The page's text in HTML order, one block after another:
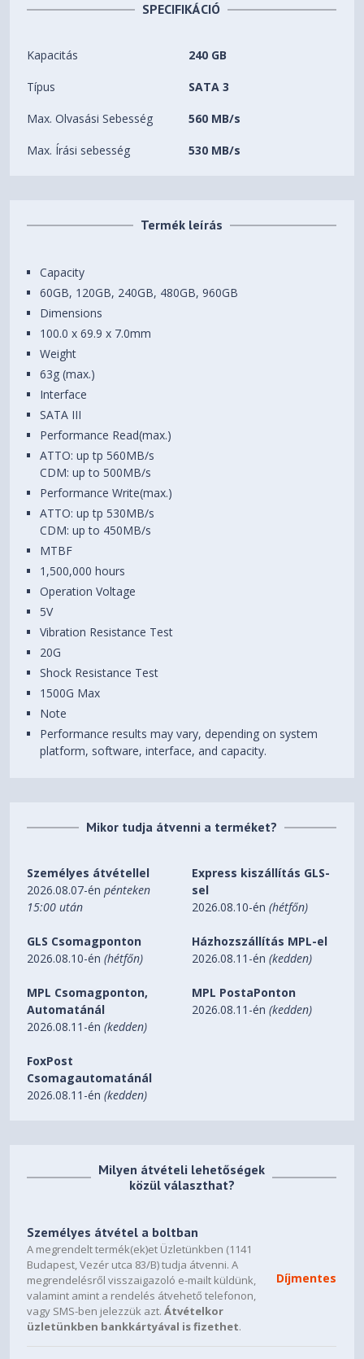
SPECIFIKÁCIÓ
Kapacitás 240 GB
Típus SATA 3
Max. Olvasási Sebesség 560 MB/s
Max. Írási sebesség 530 MB/s
Termék leírás
Capacity
60GB, 120GB, 240GB, 480GB, 960GB
Dimensions
100.0 x 69.9 x 7.0mm
Weight
63g (max.)
Interface
SATA III
Performance Read(max.)
ATTO: up tp 560MB/s
CDM: up to 500MB/s
Performance Write(max.)
ATTO: up tp 530MB/s
CDM: up to 450MB/s
MTBF
1,500,000 hours
Operation Voltage
5V
Vibration Resistance Test
20G
Shock Resistance Test
1500G Max
Note
Performance results may vary, depending on system
platform, software, interface, and capacity.
Mikor tudja átvenni a terméket?
Személyes átvétellel
2026.08.07-énpénteken
15:00 után
Express kiszállítás GLS-
sel
2026.08.10-én(hétfőn)
GLS Csomagponton
2026.08.10-én(hétfőn)
Házhozszállítás MPL-el
2026.08.11-én(kedden)
MPL Csomagponton,
Automatánál
2026.08.11-én(kedden)
MPL PostaPonton
2026.08.11-én(kedden)
FoxPost
Csomagautomatánál
2026.08.11-én(kedden)
Milyen átvételi lehetőségek
közül választhat?
Személyes átvétel a boltban
A megrendelt termék(ek)et Üzletünkben (1141
Budapest, Vezér utca 83/B) tudja átvenni. A
megrendelésről visszaigazoló e-mailt küldünk,
valamint amint a rendelés átvehető telefonon,
vagy SMS-ben jelezzük azt.Átvételkor
üzletünkben bankkártyával is fizethet.
Díjmentes